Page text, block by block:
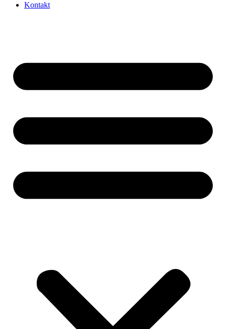
Kontakt